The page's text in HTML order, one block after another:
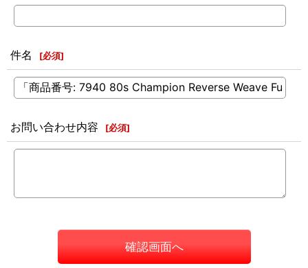
件名 [必須]
お問い合わせ内容 [必須]
確認画面へ